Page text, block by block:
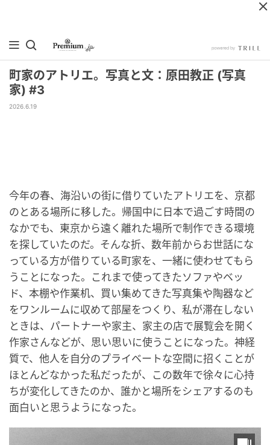
町家のアトリエ。写真と文：原田教正 (写真
家) #3
2026.6.19
今年の春、海沿いの街に借りていたアトリエを、京都
のとある場所に移した。帰国中に日本で過ごす時間の
なかでも、東京から遠く離れた場所で制作できる環境
を探していたのだ。そんな折、数年前からお世話にな
っている方が借りている町家を、一緒に使わせてもら
うことになった。これまで使ってきたソファやベッ
ド、本棚や作業机、買い集めてきた写真集や陶器など
をワンルームに収めて部屋をつくり、私が滞在しない
ときは、パートナーや家主、家主の店で展覧会を開く
作家さんなどが、思い思いに使うことになった。神経
質で、他人を自分のプライベートな空間に招くことが
ほとんどなかった私だったが、この数年で徐々に心持
ちが変化してきたのか、誰かと場所をシェアするのも
面白いと思うようになった。